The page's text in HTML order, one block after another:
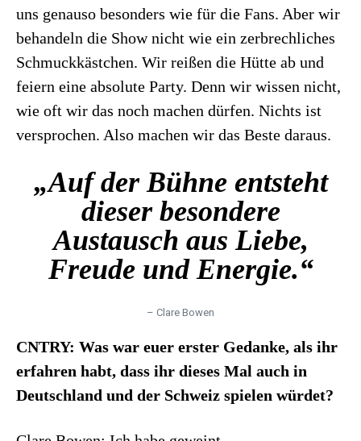
uns genauso besonders wie für die Fans. Aber wir
behandeln die Show nicht wie ein zerbrechliches
Schmuckkästchen. Wir reißen die Hütte ab und
feiern eine absolute Party. Denn wir wissen nicht,
wie oft wir das noch machen dürfen. Nichts ist
versprochen. Also machen wir das Beste daraus.
„Auf der Bühne entsteht
dieser besondere
Austausch aus Liebe,
Freude und Energie.“
– Clare Bowen
CNTRY: Was war euer erster Gedanke, als ihr
erfahren habt, dass ihr dieses Mal auch in
Deutschland und der Schweiz spielen würdet?